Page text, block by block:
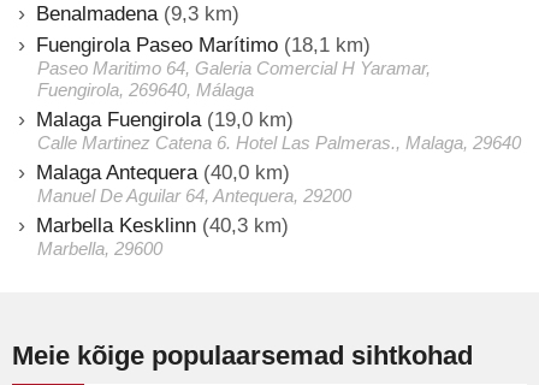
Benalmadena (9,3 km)
Fuengirola Paseo Marítimo (18,1 km)
Paseo Maritimo 64, Galeria Comercial H Yaramar,
Fuengirola, 269640, Málaga
Malaga Fuengirola (19,0 km)
Calle Martinez Catena 6. Hotel Las Palmeras., Malaga, 29640
Malaga Antequera (40,0 km)
Manuel De Aguilar 64, Antequera, 29200
Marbella Kesklinn (40,3 km)
Marbella, 29600
Meie kõige populaarsemad sihtkohad